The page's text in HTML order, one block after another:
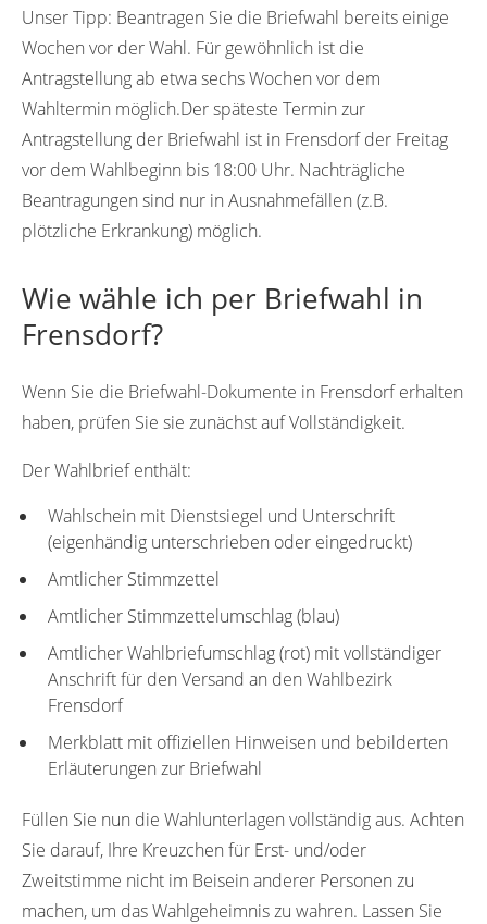
Unser Tipp: Beantragen Sie die Briefwahl bereits einige
Wochen vor der Wahl. Für gewöhnlich ist die
Antragstellung ab etwa sechs Wochen vor dem
Wahltermin möglich.Der späteste Termin zur
Antragstellung der Briefwahl ist in Frensdorf der Freitag
vor dem Wahlbeginn bis 18:00 Uhr. Nachträgliche
Beantragungen sind nur in Ausnahmefällen (z.B.
plötzliche Erkrankung) möglich.
Wie wähle ich per Briefwahl in
Frensdorf?
Wenn Sie die Briefwahl-Dokumente in Frensdorf erhalten
haben, prüfen Sie sie zunächst auf Vollständigkeit.
Der Wahlbrief enthält:
Wahlschein mit Dienstsiegel und Unterschrift
(eigenhändig unterschrieben oder eingedruckt)
Amtlicher Stimmzettel
Amtlicher Stimmzettelumschlag (blau)
Amtlicher Wahlbriefumschlag (rot) mit vollständiger
Anschrift für den Versand an den Wahlbezirk
Frensdorf
Merkblatt mit offiziellen Hinweisen und bebilderten
Erläuterungen zur Briefwahl
Füllen Sie nun die Wahlunterlagen vollständig aus. Achten
Sie darauf, Ihre Kreuzchen für Erst- und/oder
Zweitstimme nicht im Beisein anderer Personen zu
machen, um das Wahlgeheimnis zu wahren. Lassen Sie